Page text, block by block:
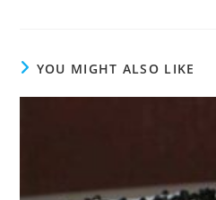
YOU MIGHT ALSO LIKE